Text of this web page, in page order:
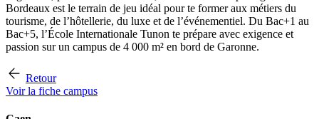
Bordeaux est le terrain de jeu idéal pour te former aux métiers du
tourisme, de l’hôtellerie, du luxe et de l’événementiel. Du Bac+1 au
Bac+5, l’École Internationale Tunon te prépare avec exigence et
passion sur un campus de 4 000 m² en bord de Garonne.
Retour
Voir la fiche campus